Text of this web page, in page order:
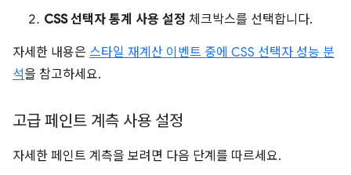
CSS 선택자 통계 사용 설정 체크박스를 선택합니다.
자세한 내용은 스타일 재계산 이벤트 중에 CSS 선택자 성능 분
석을 참고하세요.
고급 페인트 계측 사용 설정
자세한 페인트 계측을 보려면 다음 단계를 따르세요.